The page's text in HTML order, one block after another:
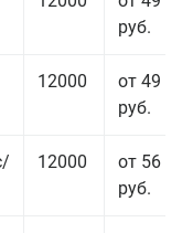
руб.
12000
от 49
руб.
12000
от 56
руб.